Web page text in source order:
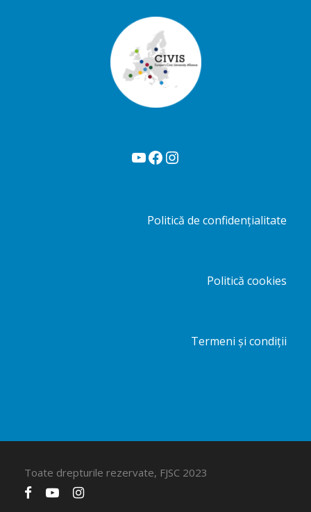
YouTube Facebook Instagram
Politică de confidențialitate
Politică cookies
Termeni și condiții
Toate drepturile rezervate, FJSC 2023